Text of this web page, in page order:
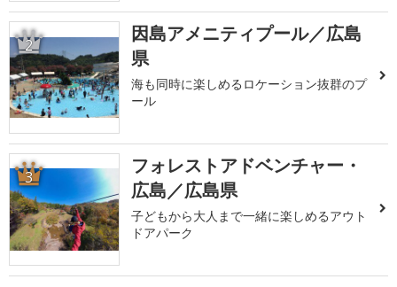
2
因島アメニティプール／広島
県
海も同時に楽しめるロケーション抜群のプ
ール
3
フォレストアドベンチャー・
広島／広島県
子どもから大人まで一緒に楽しめるアウト
ドアパーク